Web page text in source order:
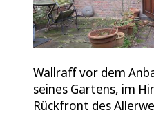
Wallraff vor dem
seines Gartens, im
Rückfront des